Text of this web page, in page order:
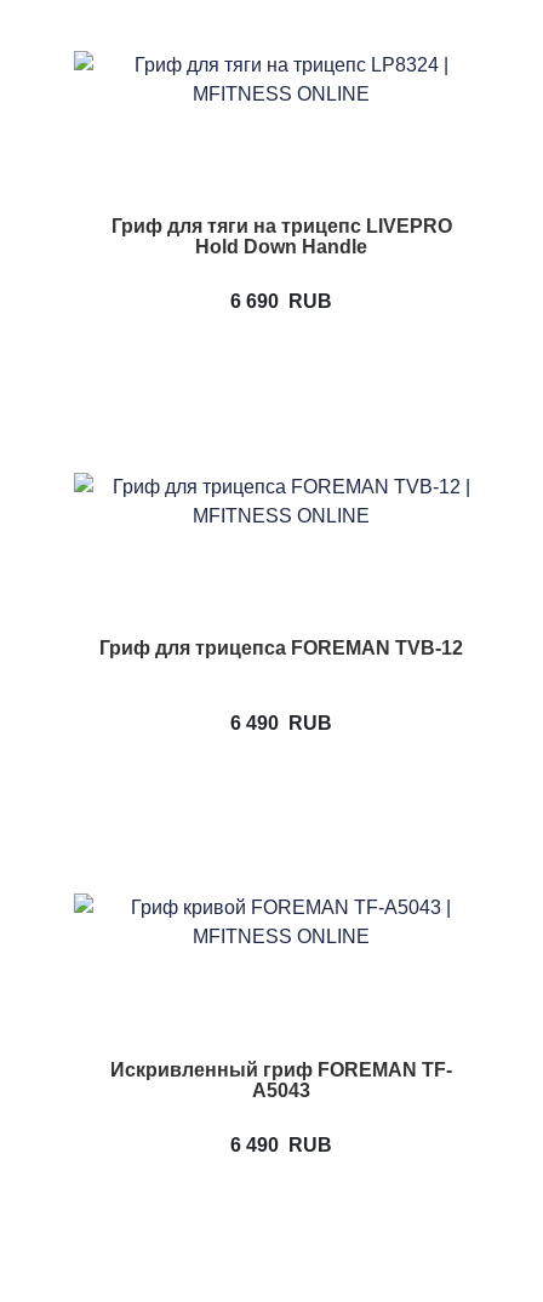
Гриф для тяги на трицепс LIVEPRO
Hold Down Handle
6 690 RUB
Гриф для трицепса FOREMAN TVB-12
6 490 RUB
Искривленный гриф FOREMAN TF-
A5043
6 490 RUB